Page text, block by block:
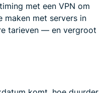
met een VPN om
maken met servers in
tarieven — en vergroot